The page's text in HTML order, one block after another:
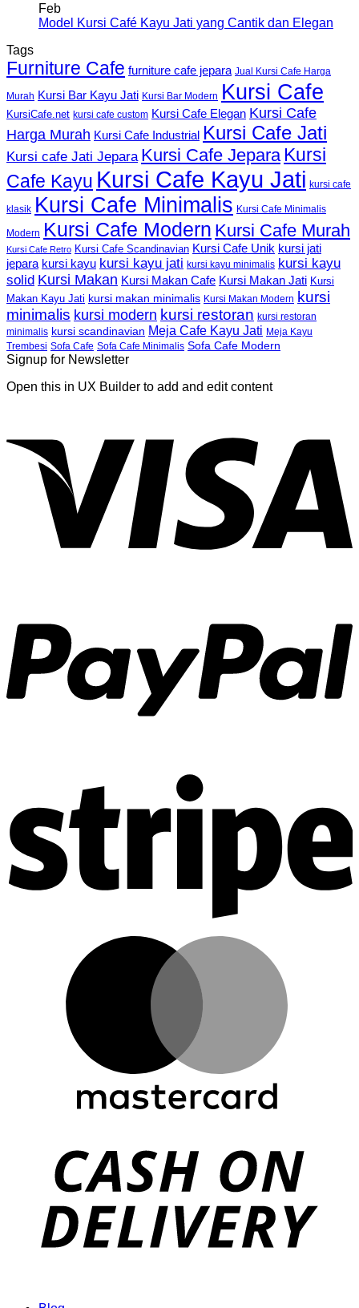
Feb
Model Kursi Café Kayu Jati yang Cantik dan Elegan
Tags
Furniture Cafe furniture cafe jepara Jual Kursi Cafe Harga
Murah Kursi Bar Kayu Jati Kursi Bar Modern Kursi Cafe
KursiCafe.net kursi cafe custom Kursi Cafe Elegan Kursi Cafe
Harga Murah Kursi Cafe Industrial Kursi Cafe Jati
Kursi cafe Jati Jepara Kursi Cafe Jepara Kursi
Cafe Kayu Kursi Cafe Kayu Jati kursi cafe
klasik Kursi Cafe Minimalis Kursi Cafe Minimalis
Modern Kursi Cafe Modern Kursi Cafe Murah
Kursi Cafe Retro Kursi Cafe Scandinavian Kursi Cafe Unik kursi jati
jepara kursi kayu kursi kayu jati kursi kayu minimalis kursi kayu
solid Kursi Makan Kursi Makan Cafe Kursi Makan Jati Kursi
Makan Kayu Jati kursi makan minimalis Kursi Makan Modern kursi
minimalis kursi modern kursi restoran kursi restoran
minimalis kursi scandinavian Meja Cafe Kayu Jati Meja Kayu
Trembesi Sofa Cafe Sofa Cafe Minimalis Sofa Cafe Modern
Signup for Newsletter
Open this in UX Builder to add and edit content